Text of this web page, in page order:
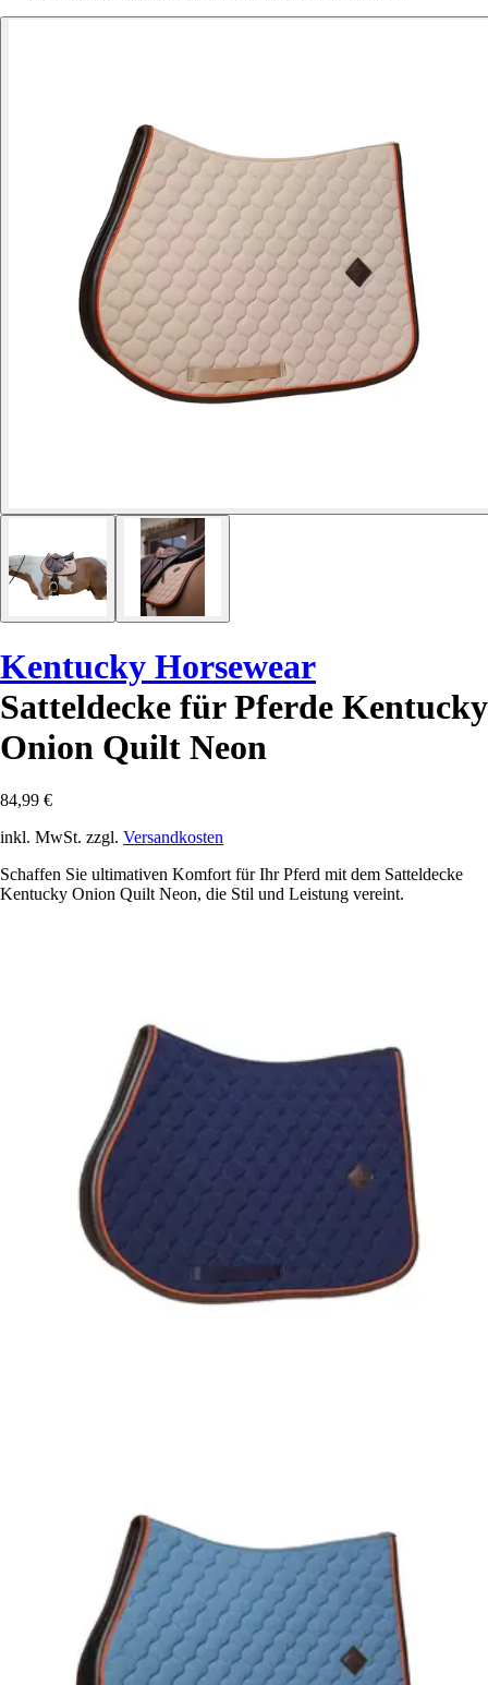
Kentucky Horsewear
Satteldecke für Pferde Kentucky
Onion Quilt Neon
84,99 €
inkl. MwSt. zzgl. Versandkosten
Schaffen Sie ultimativen Komfort für Ihr Pferd mit dem Satteldecke
Kentucky Onion Quilt Neon, die Stil und Leistung vereint.